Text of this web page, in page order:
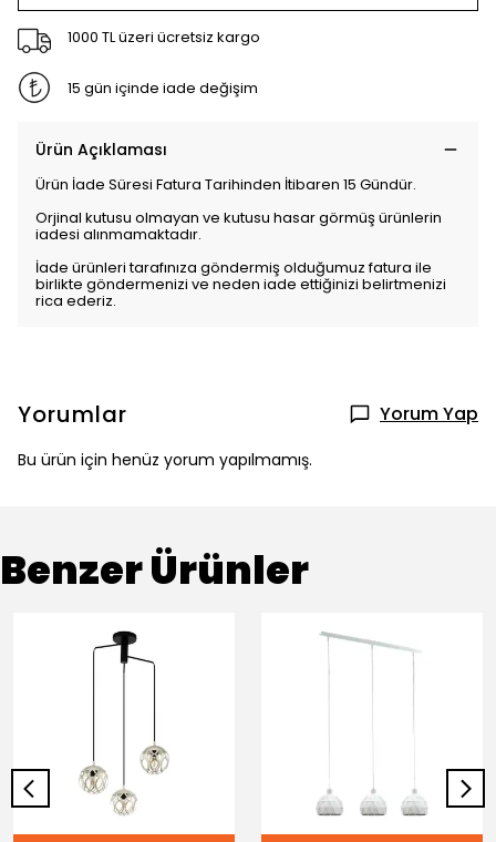
1000 TL üzeri ücretsiz kargo
15 gün içinde iade değişim
Ürün Açıklaması
Ürün İade Süresi Fatura Tarihinden İtibaren 15 Gündür.
Orjinal kutusu olmayan ve kutusu hasar görmüş ürünlerin
iadesi alınmamaktadır.
İade ürünleri tarafınıza göndermiş olduğumuz fatura ile
birlikte göndermenizi ve neden iade ettiğinizi belirtmenizi
rica ederiz.
Yorumlar Yorum Yap
Bu ürün için henüz yorum yapılmamış.
Benzer Ürünler